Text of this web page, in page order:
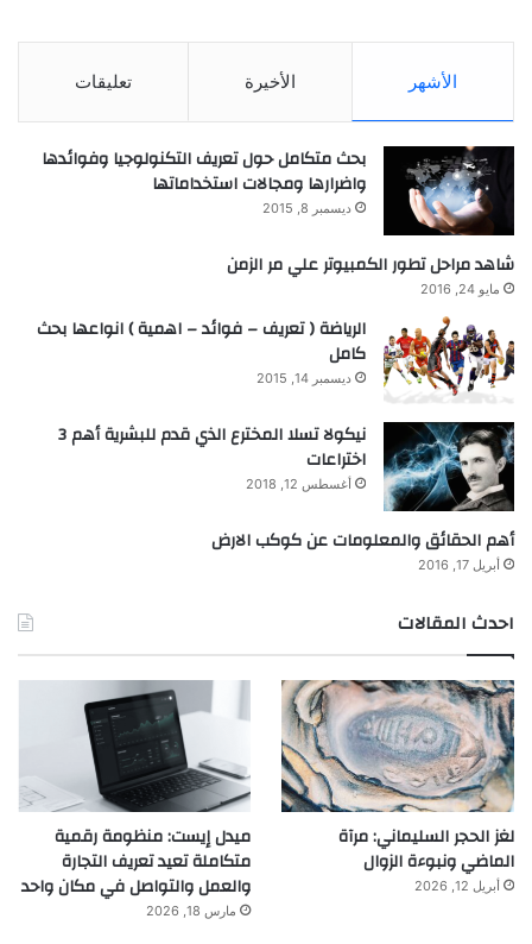
الأشهر الأخيرة تعليقات
بحث متكامل حول تعريف التكنولوجيا وفوائدها
واضرارها ومجالات استخداماتها
ديسمبر 8, 2015
شاهد مراحل تطور الكمبيوتر علي مر الزمن
مايو 24, 2016
الرياضة ( تعريف – فوائد – اهمية ) انواعها بحث
كامل
ديسمبر 14, 2015
نيكولا تسلا المخترع الذي قدم للبشرية أهم 3
اختراعات
أغسطس 12, 2018
أهم الحقائق والمعلومات عن كوكب الارض
أبريل 17, 2016
احدث المقالات
لغز الحجر السليماني: مرآة
الماضي ونبوءة الزوال
أبريل 12, 2026
ميدل إيست: منظومة رقمية
متكاملة تعيد تعريف التجارة
والعمل والتواصل في مكان واحد
مارس 18, 2026